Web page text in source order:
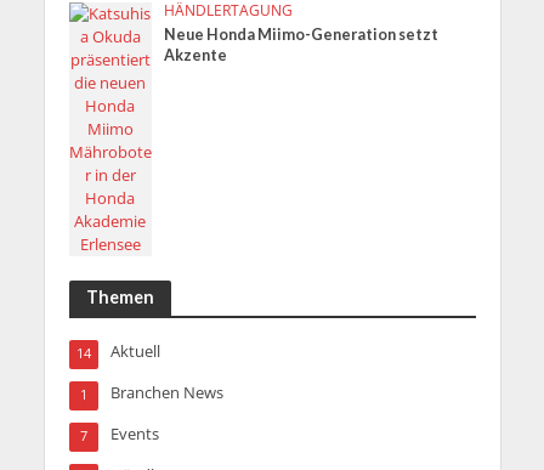
HÄNDLERTAGUNG
Neue Honda Miimo-Generation setzt
Akzente
Themen
Aktuell
14
Branchen News
1
Events
7